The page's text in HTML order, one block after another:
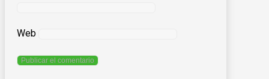
Web